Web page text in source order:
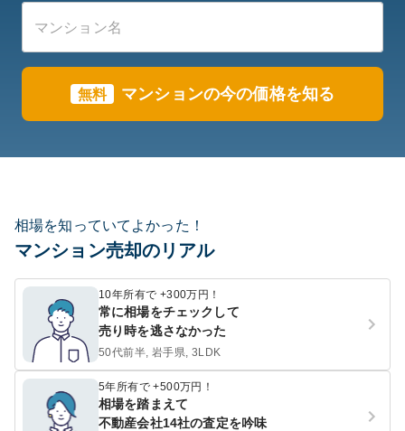
無料 マンションの今の価格を知る
相場を知っていてよかった！
マンション売却のリアル
10年所有で +300万円！
常に相場をチェックして
売り時を逃さなかった
50代前半, 岩手県, 3LDK
5年所有で +500万円！
相場を踏まえて
不動産会社14社の査定を吟味